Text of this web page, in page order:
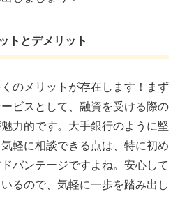
トとデメリット
のメリットが存在します！まず
ビスとして、融資を受ける際の
力的です。大手銀行のように堅
軽に相談できる点は、特に初め
バンテージですよね。安心して
るので、気軽に一歩を踏み出し